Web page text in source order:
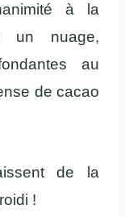
à la
un nuage,
au
de cacao
de la
!